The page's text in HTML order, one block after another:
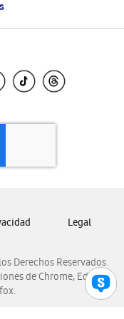
Derechos Reservados.
de Chrome, Edge,
Legal